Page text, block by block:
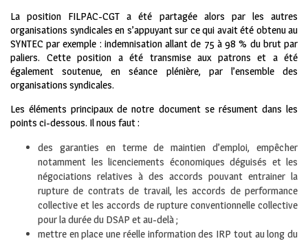
La position FILPAC-CGT a été partagée alors par les autres
organisations syndicales en s’appuyant sur ce qui avait été obtenu au
SYNTEC par exemple : indemnisation allant de 75 à 98 % du brut par
paliers. Cette position a été transmise aux patrons et a été
également soutenue, en séance plénière, par l’ensemble des
organisations syndicales.
Les éléments principaux de notre document se résument dans les
points ci-dessous. Il nous faut :
des garanties en terme de maintien d’emploi, empêcher
notamment les licenciements économiques déguisés et les
négociations relatives à des accords pouvant entrainer la
rupture de contrats de travail, les accords de performance
collective et les accords de rupture conventionnelle collective
pour la durée du DSAP et au-delà ;
mettre en place une réelle information des IRP tout au long du